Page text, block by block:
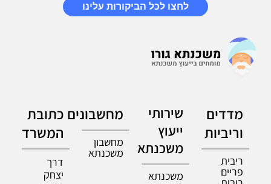
לחצו לכל הביקורות עלינו
מדדים
וריביות
ריבית
פריים
שירותי
ייעוץ
משכנתא
משכנתא
מחשבונים
מחשבון
משכנתא
כתובת
המשרד
דרך
יצחק